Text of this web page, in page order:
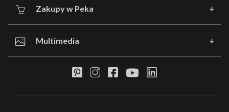
Zakupy w Peka
Multimedia